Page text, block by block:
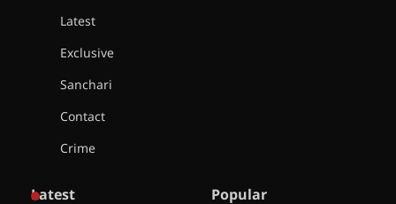
Latest
Exclusive
Sanchari
Contact
Crime
Latest Popular